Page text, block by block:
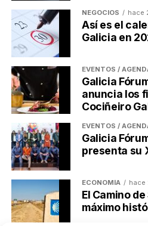
NEGOCIOS hace
Así es el
Galicia en
EVENTOS /
Galicia
anuncia los
Cociñeiro
EVENTOS /
Galicia
presenta su
ECONOMÍA hace
El Camino
máximo